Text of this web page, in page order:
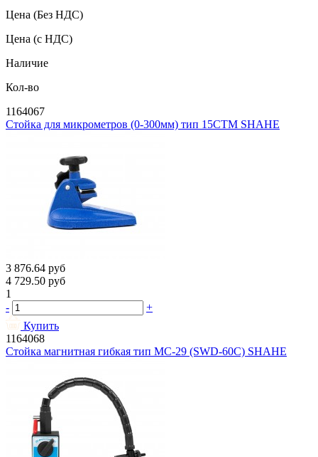
Цена (Без НДС)
Цена (с НДС)
Наличие
Кол-во
1164067
Стойка для микрометров (0-300мм) тип 15СТМ SHAHE
3 876.64 руб
4 729.50 руб
1
-
+
Купить
1164068
Стойка магнитная гибкая тип МС-29 (SWD-60C) SHAHE